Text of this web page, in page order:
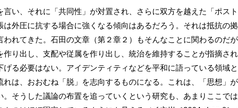
い、それに「共同性」が対置され、さらに双方を越えた「ポス
は外圧に抗する場合に強くなる傾向はあるだろう。それは抵抗の
れてきた。石田の文章（第２章２）もそんなことに関わるのだが
り出し、支配や従属を作り出し、統治を維持することが指摘さ
る必要はない。アイデンティティなどを平和に語っている領域
れは、おおむね「脱」を志向するものになる。これは、「思想」
。そうした議論の布置を追っていくという研究も、あまりここで